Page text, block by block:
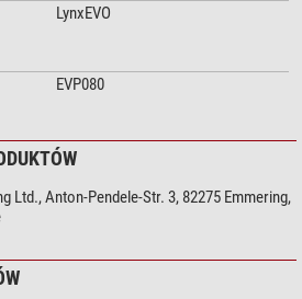
LynxEVO
EVP080
Ltd., Anton-Pendele-Str. 3, 82275 Emmering,